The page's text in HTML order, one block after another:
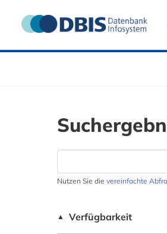
Nutzen Sie die vereinfachte
▲ Verfügbarkeit